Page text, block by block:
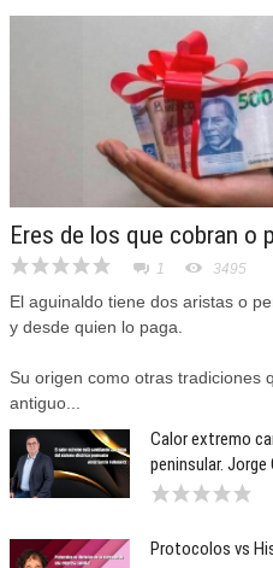
Eres de los que cobran o
1 3495
El aguinaldo tiene dos aristas o
y desde quien lo paga.
Su origen como otras tradiciones
antiguo...
Calor extremo
peninsular. Jorge
Protocolos vs